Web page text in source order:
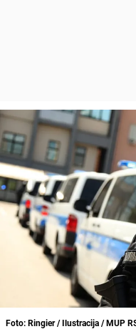
Foto: Ringier / Ilustracija / MUP